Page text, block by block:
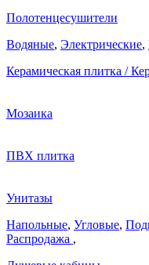
Полотенцесушители
Водяные, Электрические,
Керамическая плитка /
Мозаика
ПВХ плитка
Унитазы
Напольные, Угловые,
Распродажа ,